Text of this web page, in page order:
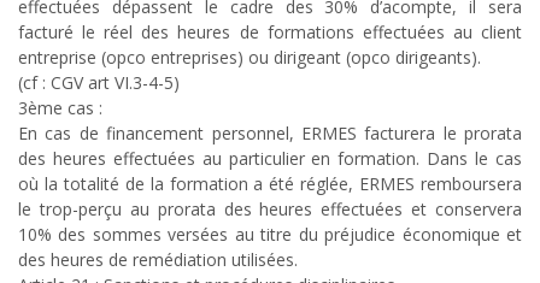
effectuées dépassent le cadre des 30% d’acompte, il sera
facturé le réel des heures de formations effectuées au client
entreprise (opco entreprises) ou dirigeant (opco dirigeants).
(cf : CGV art VI.3-4-5)
3ème cas :
En cas de financement personnel, ERMES facturera le prorata
des heures effectuées au particulier en formation. Dans le cas
où la totalité de la formation a été réglée, ERMES remboursera
le trop-perçu au prorata des heures effectuées et conservera
10% des sommes versées au titre du préjudice économique et
des heures de remédiation utilisées.